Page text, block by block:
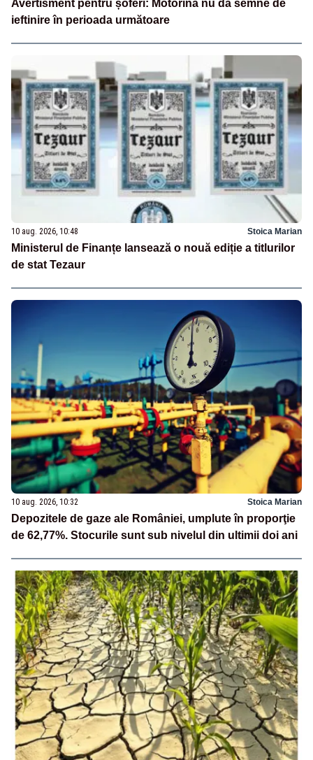
Avertisment pentru șoferi: Motorina nu dă semne de
ieftinire în perioada următoare
10 aug. 2026, 10:48 Stoica Marian
Ministerul de Finanțe lansează o nouă ediție a titlurilor
de stat Tezaur
10 aug. 2026, 10:32 Stoica Marian
Depozitele de gaze ale României, umplute în proporţie
de 62,77%. Stocurile sunt sub nivelul din ultimii doi ani